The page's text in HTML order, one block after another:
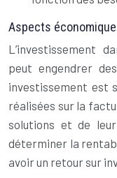
Aspects
L’investissement
peut engendrer
investissement est
réalisées sur la
solutions et de
déterminer la
avoir un retour sur